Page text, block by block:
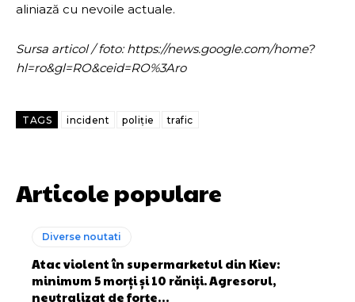
aliniază cu nevoile actuale.
Sursa articol / foto: https://news.google.com/home?
hl=ro&gl=RO&ceid=RO%3Aro
TAGS incident poliție trafic
Articole populare
Diverse noutati
Atac violent în supermarketul din Kiev:
minimum 5 morți și 10 răniți. Agresorul,
neutralizat de forțe…